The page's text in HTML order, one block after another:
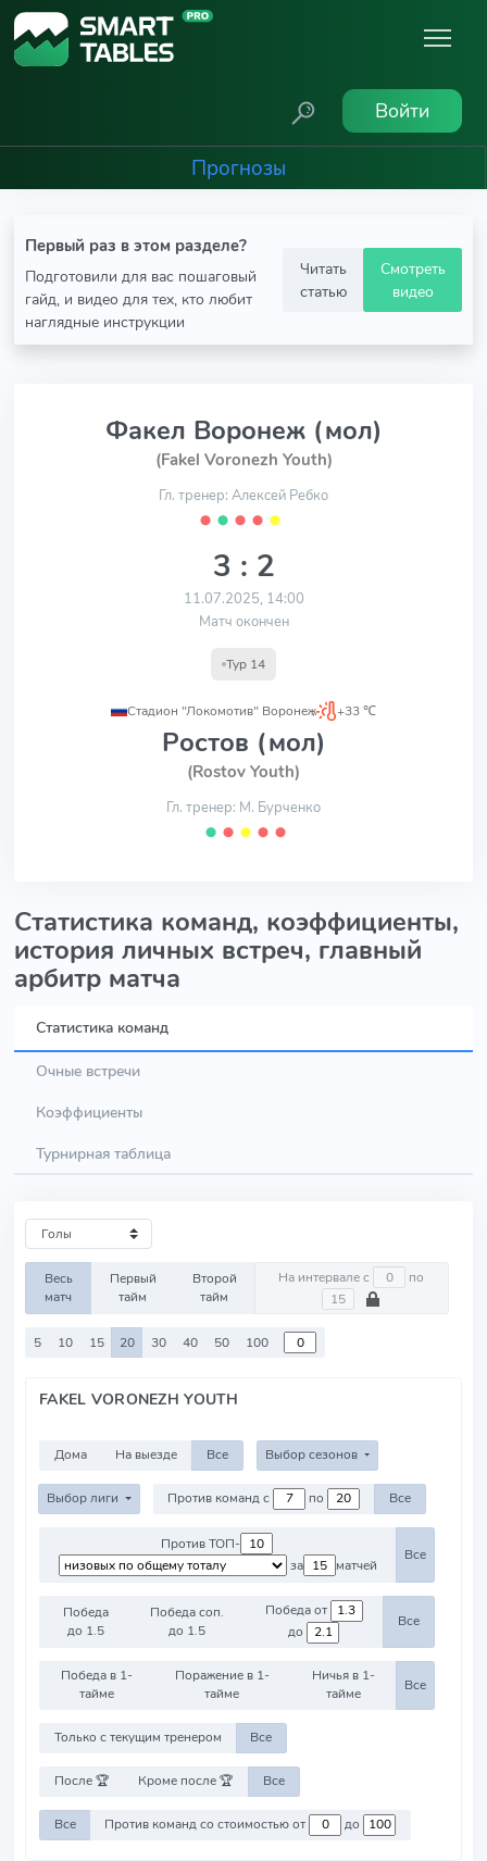
Войти
Прогнозы
Первый раз в этом разделе?
Подготовили для вас пошаговый
гайд, и видео для тех, кто любит
наглядные инструкции
Читать
статью
Смотреть
видео
Факел Воронеж (мол)
(Fakel Voronezh Youth)
Гл. тренер: Алексей Ребко
⬤ ⬤ ⬤ ⬤ ⬤
3 : 2
11.07.2025, 14:00
Матч окончен
Тур 14
Стадион "Локомотив" Воронеж
, +33 ℃
Ростов (мол)
(Rostov Youth)
Гл. тренер: М. Бурченко
⬤ ⬤ ⬤ ⬤ ⬤
Статистика команд, коэффициенты,
история личных встреч, главный
арбитр матча
Статистика команд
Очные встречи
Коэффициенты
Турнирная таблица
Весь
матч
Первый
тайм
Второй
тайм
На интервале с по
5 10 15 20 30 40 50 100
FAKEL VORONEZH YOUTH
Дома На выезде Все Выбор сезонов
Выбор лиги Против команд с по Все
Против ТОП-
за
матчей
Все
Победа
до 1.5
Победа соп.
до 1.5
Победа от
до
Все
Победа в 1-
тайме
Поражение в 1-
тайме
Ничья в 1-
тайме
Все
Только с текущим тренером Все
После 🏆 Кроме после 🏆 Все
Все Против команд со стоимостью от до